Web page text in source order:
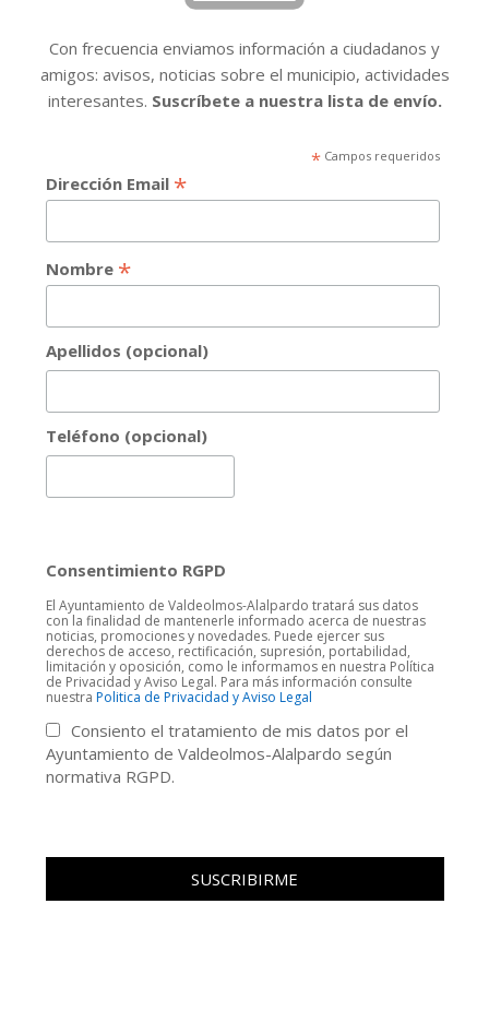
Con frecuencia enviamos información a ciudadanos y
amigos: avisos, noticias sobre el municipio, actividades
interesantes. Suscríbete a nuestra lista de envío.
*Campos requeridos
Dirección Email *
Nombre *
Apellidos (opcional)
Teléfono (opcional)
Consentimiento RGPD
El Ayuntamiento de Valdeolmos-Alalpardo tratará sus datos
con la finalidad de mantenerle informado acerca de nuestras
noticias, promociones y novedades. Puede ejercer sus
derechos de acceso, rectificación, supresión, portabilidad,
limitación y oposición, como le informamos en nuestra Política
de Privacidad y Aviso Legal. Para más información consulte
nuestra Politica de Privacidad y Aviso Legal
Consiento el tratamiento de mis datos por el
Ayuntamiento de Valdeolmos-Alalpardo según
normativa RGPD.